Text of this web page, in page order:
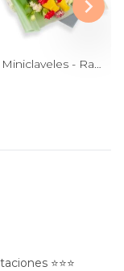
Ramo de Miniclaveles - Ramo de flores extendido con miniclaveles y rosas amarillas
⭐️⭐️⭐️